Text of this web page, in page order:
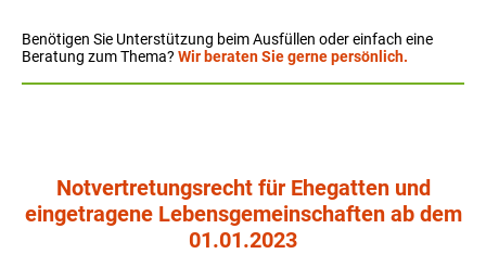
Benötigen Sie Unterstützung beim Ausfüllen oder einfach eine
Beratung zum Thema? Wir beraten Sie gerne persönlich.
Notvertretungsrecht für Ehegatten und
eingetragene Lebensgemeinschaften ab dem
01.01.2023